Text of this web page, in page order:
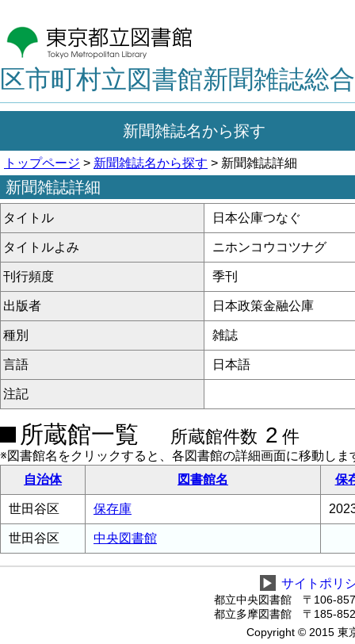
区市町村立図書館新聞雑誌総
新聞雑誌名から探す
トップページ > 新聞雑誌名から探す > 新聞雑誌詳細
新聞雑誌詳細
タイトル 日本公庫つなぐ
タイトルよみ ニホンコウコツナグ
刊行頻度 季刊
出版者 日本政策金融公庫
種別 雑誌
言語 日本語
注記
所蔵館一覧 所蔵館件数 2 件
※図書館名をクリックすると、各図書館の詳細画面に移動しま
自治体
図書館名 保
世田谷区 保存庫
世田谷区 中央図書館
▶ サイトポリ
都立中央図書館 〒106-
都立多摩図書館 〒185-
Copyright © 2015 東